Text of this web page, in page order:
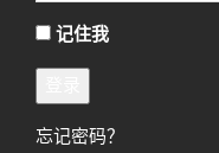
记住我
忘记密码？